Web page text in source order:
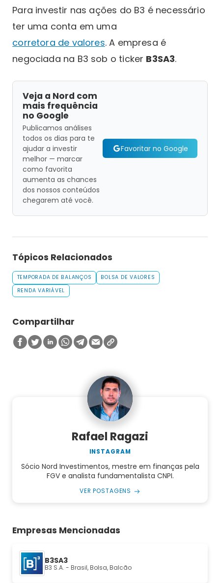
Para investir nas ações do B3 é necessário
ter uma conta em uma
corretora de valores. A empresa é
negociada na B3 sob o ticker B3SA3.
Veja a Nord com
mais frequência
no Google
Publicamos análises
todos os dias para te
ajudar a investir
melhor — marcar
como favorita
aumenta as chances
dos nossos conteúdos
chegarem até você.
Favoritar no Google
Tópicos Relacionados
TEMPORADA DE BALANÇOS
BOLSA DE VALORES
RENDA VARIÁVEL
Compartilhar
Rafael Ragazi
INSTAGRAM
Sócio Nord Investimentos, mestre em finanças pela
FGV e analista fundamentalista CNPI.
VER POSTAGENS
Empresas Mencionadas
B3SA3
B3 S.A. - Brasil, Bolsa, Balcão